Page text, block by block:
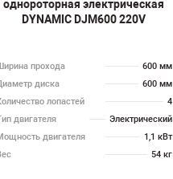
однороторная электрическая
DYNAMIC DJM600 220V
прохода
600 мм
диска
600 мм
лопастей
4
двигателя
Электрический
двигателя
1,1 кВт
54 кг